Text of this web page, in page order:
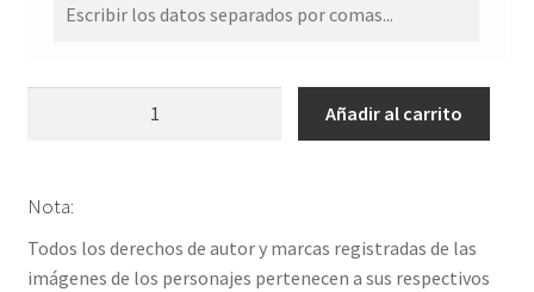
Safari
cantidad
Añadir al carrito
Nota:
Todos los derechos de autor y marcas registradas de las
imágenes de los personajes pertenecen a sus respectivos